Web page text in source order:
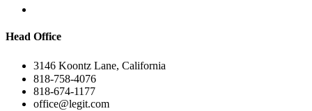
Head Office
3146 Koontz Lane, California
818-758-4076
818-674-1177
office@legit.com